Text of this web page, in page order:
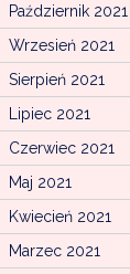
Październik 2021
Wrzesień 2021
Sierpień 2021
Lipiec 2021
Czerwiec 2021
Maj 2021
Kwiecień 2021
Marzec 2021